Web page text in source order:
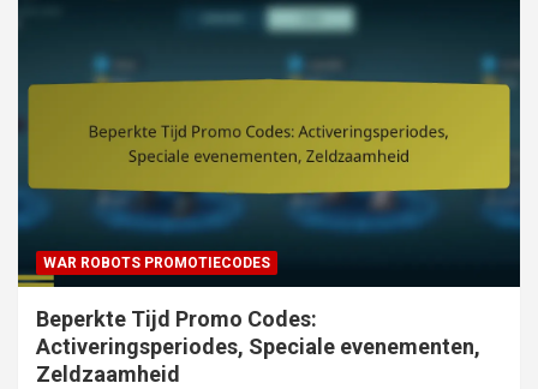
WAR ROBOTS PROMOTIECODES
Beperkte Tijd Promo Codes:
Activeringsperiodes, Speciale evenementen,
Zeldzaamheid